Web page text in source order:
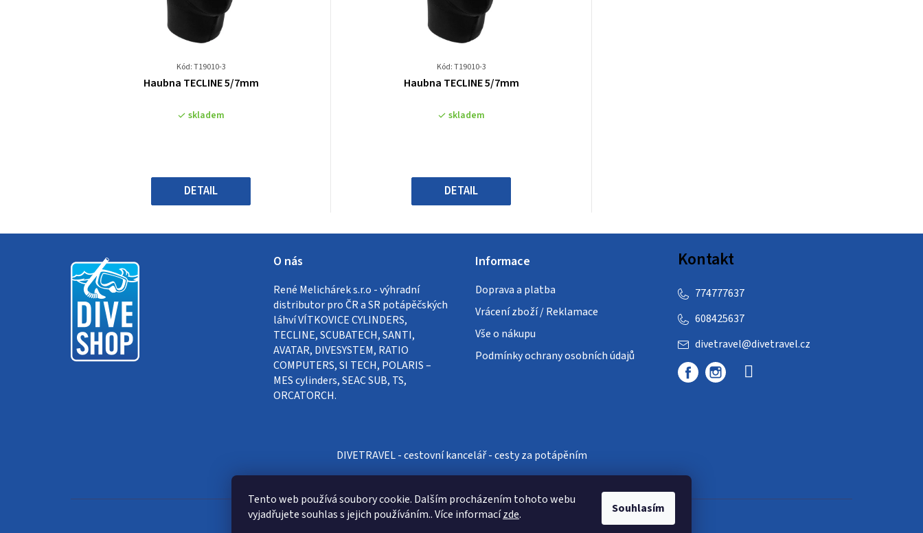
Tento web používá soubory cookie. Dalším procházením tohoto webu
vyjadřujete souhlas s jejich používáním.. Více informacízde. Souhlasím
Kód: T19010-3
Průměrné
produktu
5
hvězdiček.
Haubna TECLINE 5/7mm
skladem
DETAIL
Kód: T19010-3
Průměrné
produktu
5
hvězdiček.
Haubna TECLINE 5/7mm
skladem
DETAIL
O nás
René Melichárek s.r.o - výhradní
distributor pro ČR a SR potápěčských
láhví VÍTKOVICE CYLINDERS,
TECLINE, SCUBATECH, SANTI,
AVATAR, DIVESYSTEM, RATIO
COMPUTERS, SI TECH, POLARIS –
MES cylinders, SEAC SUB, TS,
ORCATORCH.
Informace
Doprava a platba
Vrácení zboží / Reklamace
Vše o nákupu
Podmínky ochrany osobních údajů
Kontakt
divetravel@divetravel.cz
608425637
774777637
DIVETRAVEL - cestovní kancelář - cesty za potápěním